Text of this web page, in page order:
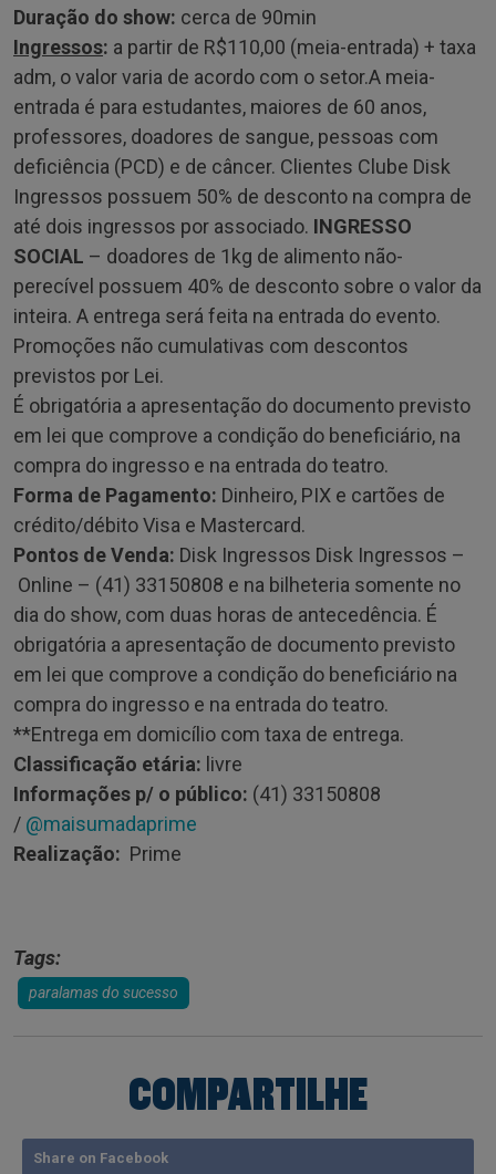
Duração do show: cerca de 90min
Ingressos: a partir de R$110,00 (meia-entrada) + taxa
adm, o valor varia de acordo com o setor.A meia-
entrada é para estudantes, maiores de 60 anos,
professores, doadores de sangue, pessoas com
deficiência (PCD) e de câncer. Clientes Clube Disk
Ingressos possuem 50% de desconto na compra de
até dois ingressos por associado. INGRESSO
SOCIAL – doadores de 1kg de alimento não-
perecível possuem 40% de desconto sobre o valor da
inteira. A entrega será feita na entrada do evento.
Promoções não cumulativas com descontos
previstos por Lei.
É obrigatória a apresentação do documento previsto
em lei que comprove a condição do beneficiário, na
compra do ingresso e na entrada do teatro.
Forma de Pagamento: Dinheiro, PIX e cartões de
crédito/débito Visa e Mastercard.
Pontos de Venda: Disk Ingressos Disk Ingressos –
Online – (41) 33150808 e na bilheteria somente no
dia do show, com duas horas de antecedência. É
obrigatória a apresentação de documento previsto
em lei que comprove a condição do beneficiário na
compra do ingresso e na entrada do teatro.
**Entrega em domicílio com taxa de entrega.
Classificação etária: livre
Informações p/ o público: (41) 33150808
/ @maisumadaprime
Realização: Prime
Tags:
paralamas do sucesso
COMPARTILHE
Share on Facebook